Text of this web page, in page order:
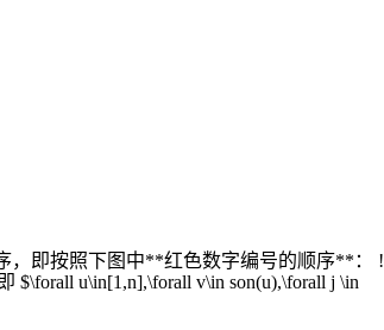
，即按照下图中**红色数字编号的顺序**： !
$\forall u\in[1,n],\forall v\in son(u),\forall j \in